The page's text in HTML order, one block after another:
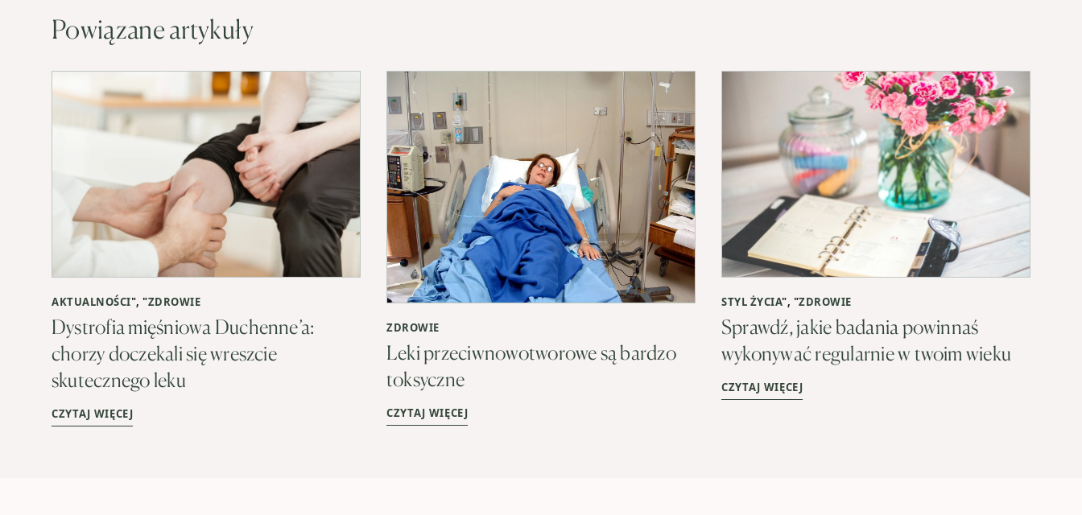
Powiązane artykuły
AKTUALNOŚCI", "ZDROWIE
Dystrofia mięśniowa Duchenne’a:
chorzy doczekali się wreszcie
skutecznego leku
CZYTAJ WIĘCEJ
ZDROWIE
Leki przeciwnowotworowe są bardzo
toksyczne
CZYTAJ WIĘCEJ
STYL ŻYCIA", "ZDROWIE
Sprawdź, jakie badania powinnaś
wykonywać regularnie w twoim wieku
CZYTAJ WIĘCEJ